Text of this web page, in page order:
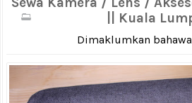
|| Kuala
Dimaklumkan